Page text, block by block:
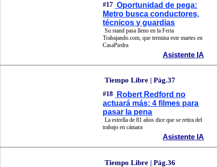
#17 Oportunidad de pega:
Metro busca conductores,
técnicos y guardias
Su stand pasa lleno en la Feria
Trabajando.com, que termina este martes en
CasaPiedra
Asistente IA
Tiempo Libre | Pág.37
#18
Robert Redford no
actuará más: 4 filmes para
pasar la pena
La estrella de 81 años dice que se retira del
trabajo en cámara
Asistente IA
Tiempo Libre | Pág.36